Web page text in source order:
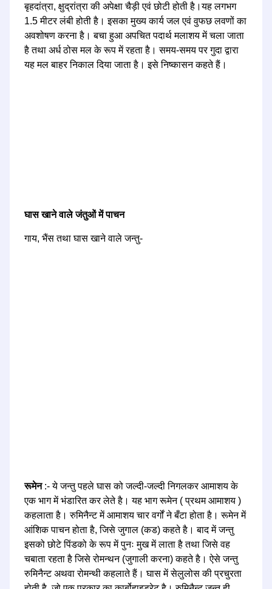
बृहदांत्रा, क्षुद्रांत्रा की अपेक्षा चैड़ी एवं छोटी होती है।यह लगभग
1.5 मीटर लंबी होती है। इसका मुख्य कार्य जल एवं वुफछ लवणों का
अवशोषण करना है। बचा हुआ अपचित पदार्थ मलाशय में चला जाता
है तथा अर्ध ठोस मल के रूप में रहता है। समय-समय पर गुदा द्वारा
यह मल बाहर निकाल दिया जाता है। इसे निष्कासन कहते हैं।
घास खाने वाले जंतुओं में पाचन
गाय, भैंस तथा घास खाने वाले जन्तु-
रूमेन:- ये जन्तु पहले घास को जल्दी-जल्दी निगलकर आमाशय के
एक भाग में भंडारित कर लेते है। यह भाग रूमेन ( प्रथम आमाशय )
कहलाता है। रुमिनैन्ट में आमाशय चार वर्गों ने बँटा होता है। रूमेन में
आंशिक पाचन होता है, जिसे जुगाल (कड) कहते है। बाद में जन्तु
इसको छोटे पिंडको के रूप में पुनः मुख में लाता है तथा जिसे वह
चबाता रहता है जिसे रोमन्थन (जुगाली करना) कहते है। ऐसे जन्तु
रुमिनैन्ट अथवा रोमन्थी कहलाते हैं। घास में सेलुलोस की प्रचुरता